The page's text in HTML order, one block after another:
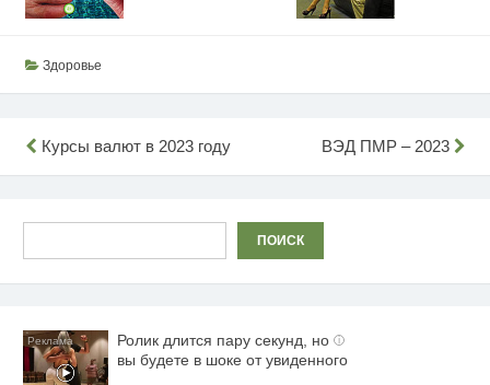
Здоровье
Навигация
по
записям
Курсы валют в 2023 году ВЭД ПМР – 2023
ПОИСК
i
Ролик длится пару секунд, но
вы будете в шоке от увиденного